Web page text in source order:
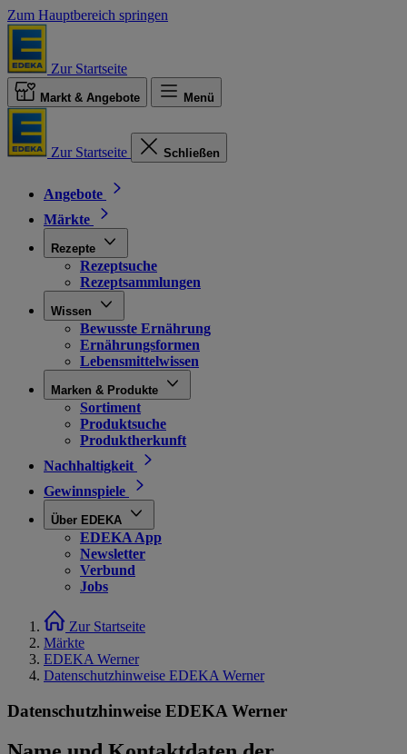
Zum Hauptbereich springen
Zur Startseite
Markt & Angebote Menü
Zur Startseite Schließen
Angebote
Märkte
Rezepte
Rezeptsuche
Rezeptsammlungen
Wissen
Bewusste Ernährung
Ernährungsformen
Lebensmittelwissen
Marken & Produkte
Sortiment
Produktsuche
Produktherkunft
Nachhaltigkeit
Gewinnspiele
Über EDEKA
EDEKA App
Newsletter
Verbund
Jobs
Zur Startseite
Märkte
EDEKA Werner
Datenschutzhinweise EDEKA Werner
Datenschutzhinweise EDEKA Werner